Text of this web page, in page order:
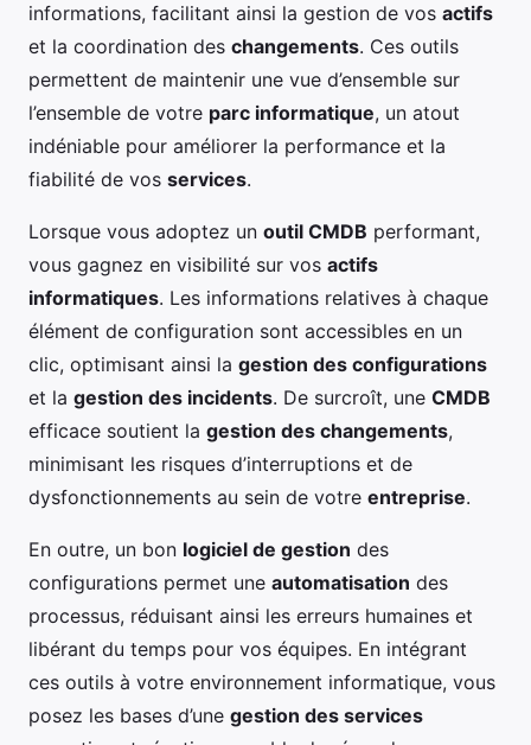
informations, facilitant ainsi la gestion de vos actifs
et la coordination des changements. Ces outils
permettent de maintenir une vue d’ensemble sur
l’ensemble de votre parc informatique, un atout
indéniable pour améliorer la performance et la
fiabilité de vos services.
Lorsque vous adoptez un outil CMDB performant,
vous gagnez en visibilité sur vos actifs
informatiques. Les informations relatives à chaque
élément de configuration sont accessibles en un
clic, optimisant ainsi la gestion des configurations
et la gestion des incidents. De surcroît, une CMDB
efficace soutient la gestion des changements,
minimisant les risques d’interruptions et de
dysfonctionnements au sein de votre entreprise.
En outre, un bon logiciel de gestion des
configurations permet une automatisation des
processus, réduisant ainsi les erreurs humaines et
libérant du temps pour vos équipes. En intégrant
ces outils à votre environnement informatique, vous
posez les bases d’une gestion des services